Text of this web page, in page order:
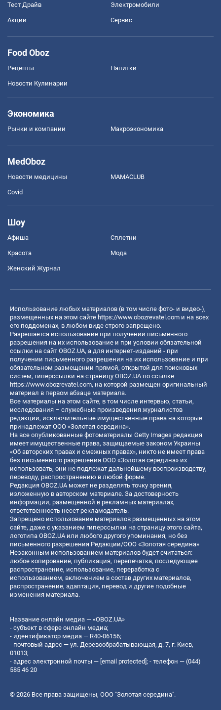
Тест Драйв Электромобили
Акции Сервис
Food Oboz
Рецепты Напитки
Новости Кулинарии
Экономика
Рынки и компании Mакроэкономика
MedOboz
Новости медицины MAMACLUB
Covid
Шоу
Афиша Сплетни
Красота Мода
Женский Журнал
Использование любых материалов (в том числе фото- и видео-),
размещенных на этом сайте https://www.obozrevatel.com и на всех
его поддоменах, в любом виде строго запрещено.
Разрешается использование при получении письменного
разрешения на их использование и при условии обязательной
ссылки на сайт OBOZ.UA, а для интернет-изданий - при
получении письменного разрешения на их использование и при
обязательном размещении прямой, открытой для поисковых
систем, гиперссылки на страницу OBOZ.UA по ссылке
https://www.obozrevatel.com, на которой размещен оригинальный
материал в первом абзаце материала.
Все материалы на этом сайте, в том числе интервью, статьи,
исследования – служебные произведения журналистов
редакции, исключительные имущественные права на которые
принадлежат ООО «Золотая середина».
На все опубликованные фотоматериалы Getty Images редакция
имеет имущественные права, защищаемые законом Украины
«Об авторских правах и смежных правах», никто не имеет права
без письменного разрешения ООО «Золотая середина» их
использовать, они не подлежат дальнейшему воспроизводству,
переводу, распространению в любой форме.
Редакция OBOZ.UA может не разделять точку зрения,
изложенную в авторском материале. За достоверность
информации, размещенной в рекламных материалах,
ответственность несет рекламодатель.
Запрещено использование материалов размещенных на этом
сайте, даже с указанием гиперссылки на страницу этого сайта,
логотипа OBOZ.UA или любого другого упоминания, но без
письменного разрешения Редакции/ООО «Золотая середина»
Незаконным использованием материалов будет считаться:
любое копирование, публикация, перепечатка, последующее
распространение, использование, переработка с
использованием, включением в состав других материалов,
распространение, адаптация, перевод и другие подобные
изменения материала.
Название онлайн медиа — «OBOZ.UA»
- субъект в сфере онлайн медиа;
- идентификатор медиа — R40-06156;
- почтовый адрес — ул. Деревообрабатывающая, д. 7, г. Киев,
01013;
- адрес электронной почты — [email protected]; - телефон — (044)
585 46 20
© 2026 Все права защищены, ООО "Золотая середина".